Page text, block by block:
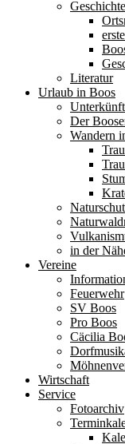
Geschichte
Literatur
Urlaub in Boos
Der
Wandern
in der
Vereine
Feuerwehr
SV Boos
Pro Boos
Cäcilia
Wirtschaft
Service
Fotoarchiv